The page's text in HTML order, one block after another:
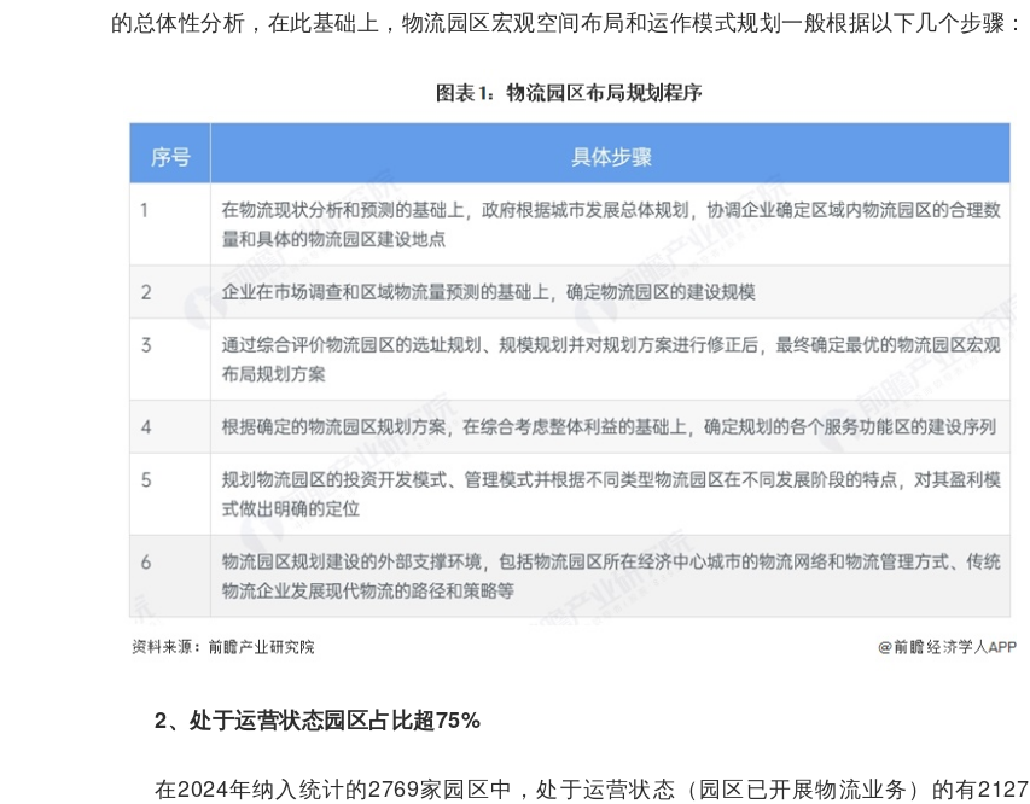
的总体性分析，在此基础上，物流园区宏观空间布局和运作模式规划一般根据以下几个步骤：
2、处于运营状态园区占比超75%
在2024年纳入统计的2769家园区中，处于运营状态（园区已开展物流业务）的有2127